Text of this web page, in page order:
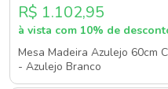
R$ 1.102,95
à vista com 10% de
Mesa Madeira Azulejo 60cm
- Azulejo Branco